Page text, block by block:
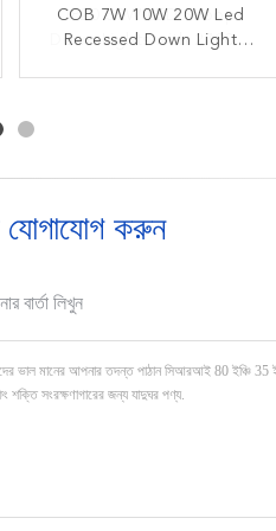
COB 7W 10W 20W Led
Recessed Down Light
IP20 30W LED Scoop
Down Lights with 2700K-
যোগাযোগ করুন
বার্তা লিখুন